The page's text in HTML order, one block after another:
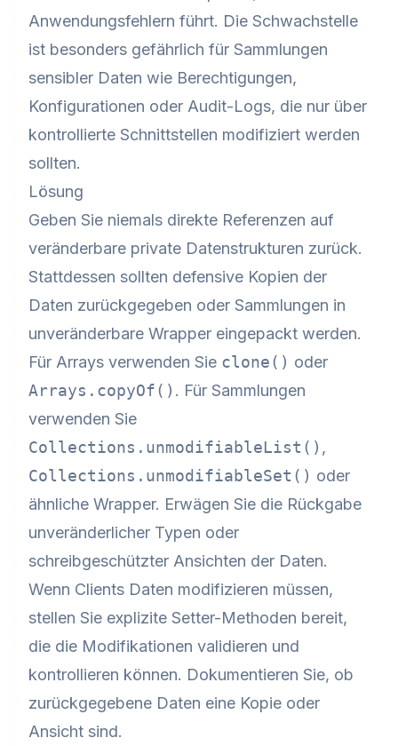
Anwendungsfehlern führt. Die Schwachstelle
ist besonders gefährlich für Sammlungen
sensibler Daten wie Berechtigungen,
Konfigurationen oder Audit-Logs, die nur über
kontrollierte Schnittstellen modifiziert werden
sollten.
Lösung
Geben Sie niemals direkte Referenzen auf
veränderbare private Datenstrukturen zurück.
Stattdessen sollten defensive Kopien der
Daten zurückgegeben oder Sammlungen in
unveränderbare Wrapper eingepackt werden.
Für Arrays verwenden Sie clone() oder
Arrays.copyOf() . Für Sammlungen
verwenden Sie
Collections.unmodifiableList() ,
Collections.unmodifiableSet() oder
ähnliche Wrapper. Erwägen Sie die Rückgabe
unveränderlicher Typen oder
schreibgeschützter Ansichten der Daten.
Wenn Clients Daten modifizieren müssen,
stellen Sie explizite Setter-Methoden bereit,
die die Modifikationen validieren und
kontrollieren können. Dokumentieren Sie, ob
zurückgegebene Daten eine Kopie oder
Ansicht sind.